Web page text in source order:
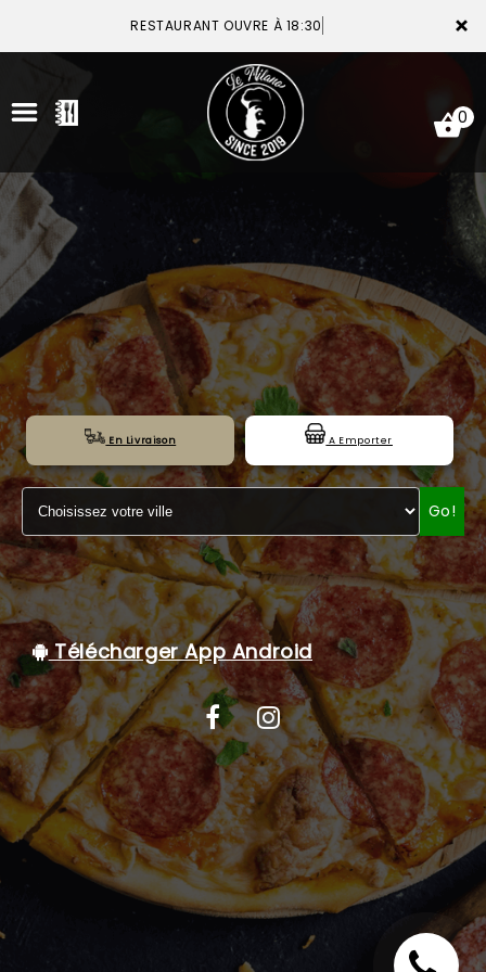
×
RESTAURANT OUVRE À 18:30
ACCUEIL
LA CARTE
VOTRE COMPTE
NOTRE RESTAURANT
VOS AVIS
MENTIONS LÉGALES
C.G.V
0
En Livraison A Emporter
Go!
Télécharger App Android